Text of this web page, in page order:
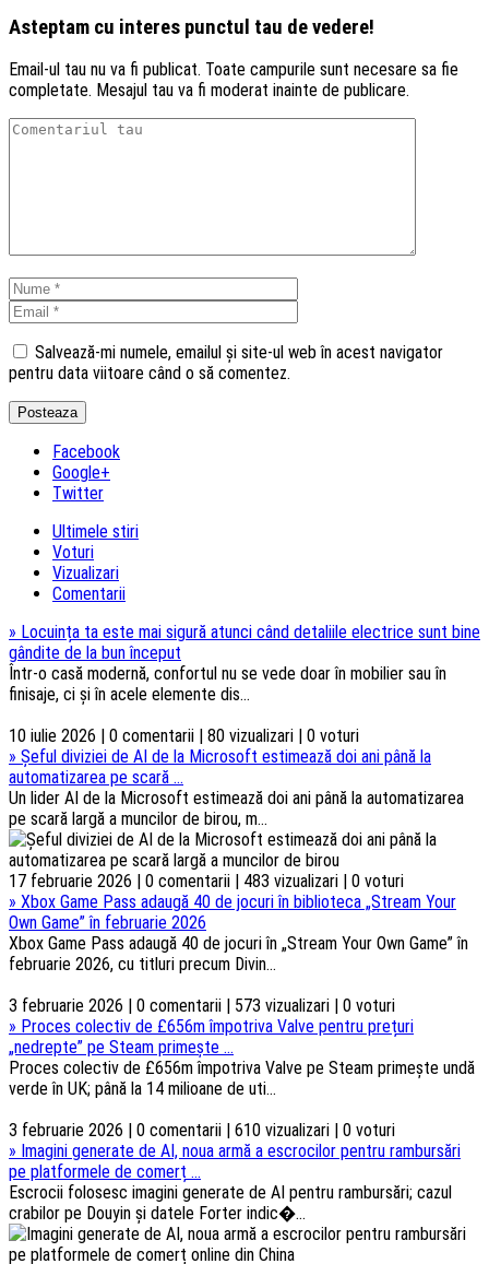
Asteptam cu interes punctul tau de vedere!
Email-ul tau nu va fi publicat. Toate campurile sunt necesare sa fie
completate. Mesajul tau va fi moderat inainte de publicare.
Salvează-mi numele, emailul și site-ul web în acest navigator
pentru data viitoare când o să comentez.
Facebook
Google+
Twitter
Ultimele stiri
Voturi
Vizualizari
Comentarii
» Locuința ta este mai sigură atunci când detaliile electrice sunt bine
gândite de la bun început
Într-o casă modernă, confortul nu se vede doar în mobilier sau în
finisaje, ci și în acele elemente dis...
10 iulie 2026 | 0 comentarii | 80 vizualizari | 0 voturi
» Șeful diviziei de AI de la Microsoft estimează doi ani până la
automatizarea pe scară ...
Un lider AI de la Microsoft estimează doi ani până la automatizarea
pe scară largă a muncilor de birou, m...
17 februarie 2026 | 0 comentarii | 483 vizualizari | 0 voturi
» Xbox Game Pass adaugă 40 de jocuri în biblioteca „Stream Your
Own Game” în februarie 2026
Xbox Game Pass adaugă 40 de jocuri în „Stream Your Own Game” în
februarie 2026, cu titluri precum Divin...
3 februarie 2026 | 0 comentarii | 573 vizualizari | 0 voturi
» Proces colectiv de £656m împotriva Valve pentru prețuri
„nedrepte” pe Steam primește ...
Proces colectiv de £656m împotriva Valve pe Steam primește undă
verde în UK; până la 14 milioane de uti...
3 februarie 2026 | 0 comentarii | 610 vizualizari | 0 voturi
» Imagini generate de AI, noua armă a escrocilor pentru rambursări
pe platformele de comerț ...
Escrocii folosesc imagini generate de AI pentru rambursări; cazul
crabilor pe Douyin și datele Forter indic�...